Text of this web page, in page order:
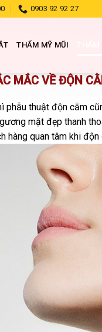
0903 92 92 27
THẨM MỸ MŨI
MẮC VỀ ĐỘN
phẫu thuật độn cằm
mặt đẹp thanh
hàng quan tâm khi độn